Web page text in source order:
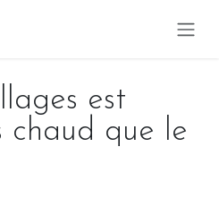
est
chaud que le